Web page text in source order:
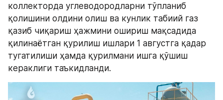
коллекторда углеводородларни тўпланиб
қолишини олдини олиш ва кунлик табиий газ
қазиб чиқариш ҳажмини ошириш мақсадида
қилинаётган қурилиш ишлари 1 августга қадар
тугатилиши ҳамда қурилмани ишга қўшиш
кераклиги таъкидланди.